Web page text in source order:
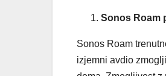
Sonos Roam
Sonos Roam
izjemni avdio